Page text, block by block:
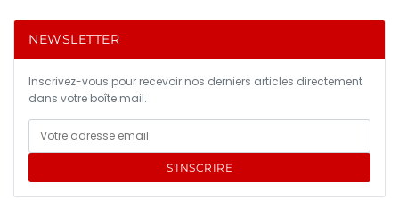
NEWSLETTER
Inscrivez-vous pour recevoir nos derniers articles directement
dans votre boîte mail.
S'INSCRIRE